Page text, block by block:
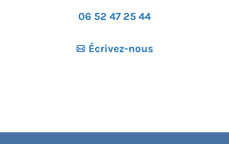
06 52 47 25 44
Écrivez-nous